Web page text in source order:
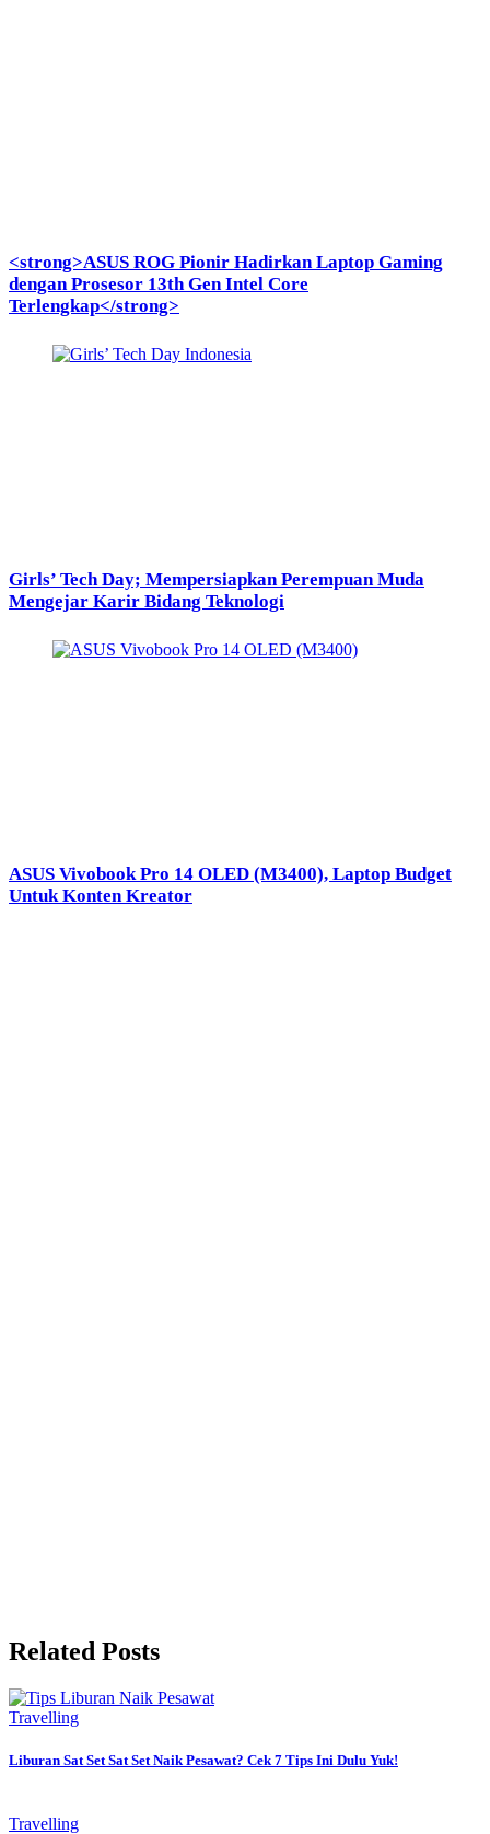
<strong>ASUS ROG Pionir Hadirkan Laptop Gaming
dengan Prosesor 13th Gen Intel Core
Terlengkap</strong>
Girls’ Tech Day; Mempersiapkan Perempuan Muda
Mengejar Karir Bidang Teknologi
ASUS Vivobook Pro 14 OLED (M3400), Laptop Budget
Untuk Konten Kreator
Related Posts
Travelling
Liburan Sat Set Sat Set Naik Pesawat? Cek 7 Tips Ini Dulu Yuk!
Travelling